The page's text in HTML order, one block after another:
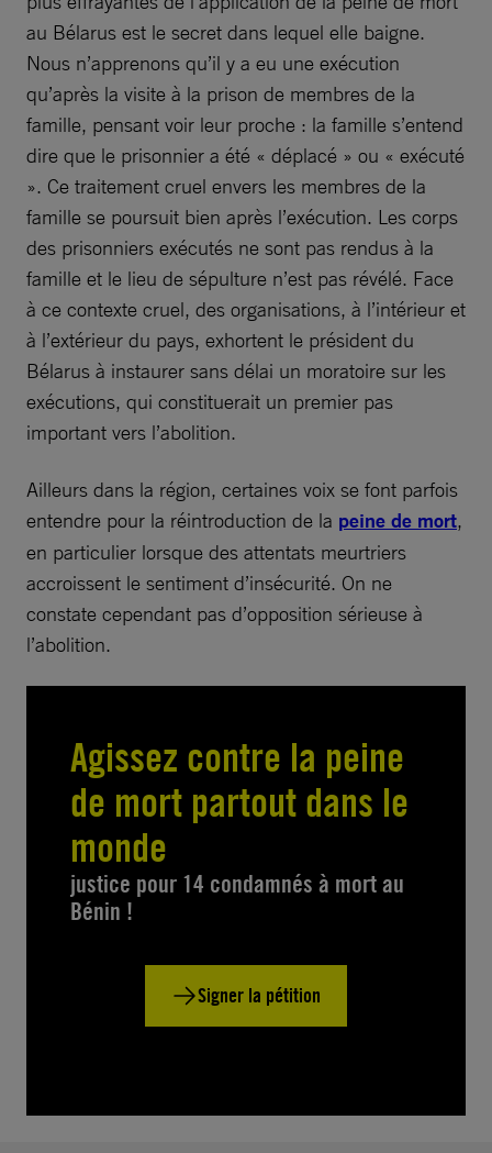
au Bélarus est le secret dans lequel elle baigne.
Nous n’apprenons qu’il y a eu une exécution
qu’après la visite à la prison de membres de la
famille, pensant voir leur proche : la famille s’entend
dire que le prisonnier a été « déplacé » ou « exécuté
». Ce traitement cruel envers les membres de la
famille se poursuit bien après l’exécution. Les corps
des prisonniers exécutés ne sont pas rendus à la
famille et le lieu de sépulture n’est pas révélé. Face
à ce contexte cruel, des organisations, à l’intérieur et
à l’extérieur du pays, exhortent le président du
Bélarus à instaurer sans délai un moratoire sur les
exécutions, qui constituerait un premier pas
important vers l’abolition.
Ailleurs dans la région, certaines voix se font parfois
entendre pour la réintroduction de la peine de mort,
en particulier lorsque des attentats meurtriers
accroissent le sentiment d’insécurité. On ne
constate cependant pas d’opposition sérieuse à
l’abolition.
Agissez contre la peine
de mort partout dans le
monde
justice pour 14 condamnés à mort au
Bénin !
Signer la pétition